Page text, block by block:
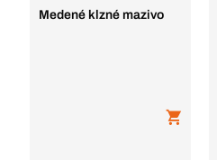
Medené klzné mazivo